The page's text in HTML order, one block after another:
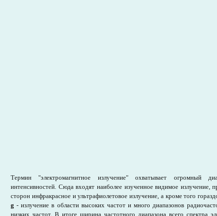
Термин "электромагнитное излучение" охватывает огромный
интенсивностей. Сюда входят наиболее изученное видимое излучение,
сторон инфракрасное и ультрафиолетовое излучение, а кроме того
g - излучение в области высоких частот и много диапазонов
низких частот. В итоге ширина частотного диапазона всего спектра